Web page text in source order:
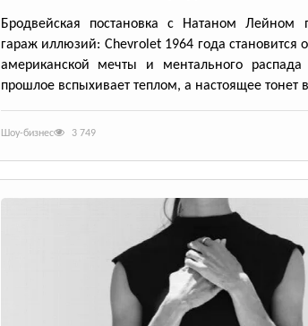
Бродвейская постановка с Натаном Лейном
гараж иллюзий: Chevrolet 1964 года
американской мечты и ментального
прошлое вспыхивает теплом, а настоящее тонет
Шоу-бизнес 3 749